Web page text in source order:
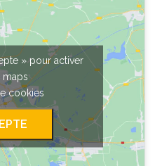
» pour activer
maps
cookies